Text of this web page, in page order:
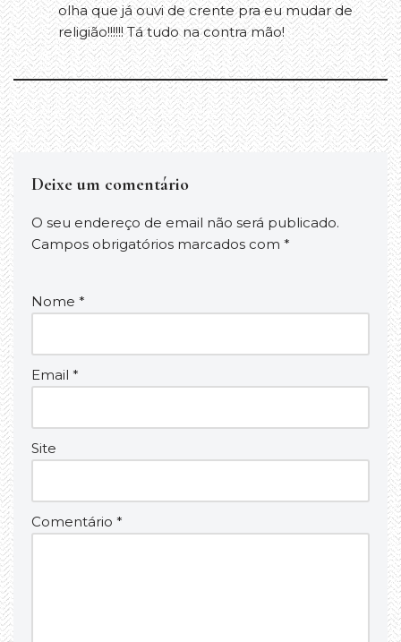
olha que já ouvi de crente pra eu mudar de
religião!!!!!! Tá tudo na contra mão!
Deixe um comentário
O seu endereço de email não será publicado.
Campos obrigatórios marcados com *
Nome *
Email *
Site
Comentário *